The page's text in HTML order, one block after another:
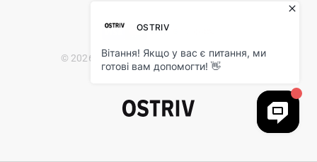
© 2026 Ostriv.ua Store. All Rights Reserved.